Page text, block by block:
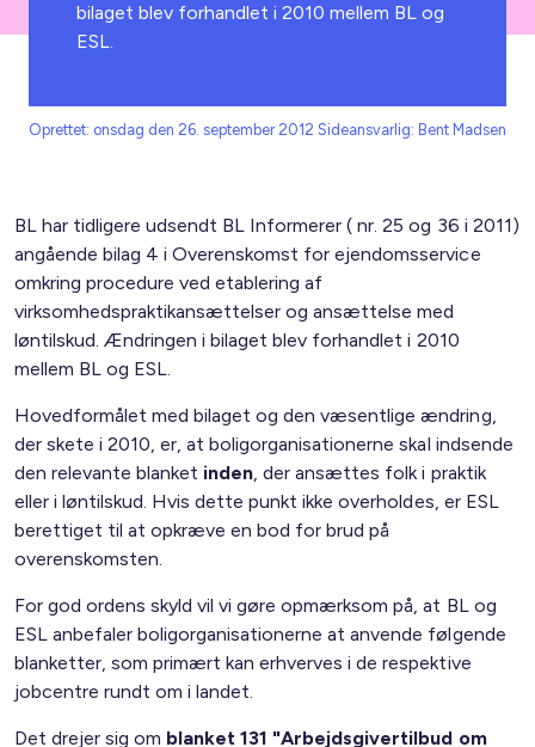
bilaget blev forhandlet i 2010 mellem BL og
ESL.
Oprettet: onsdag den 26. september 2012 Sideansvarlig: Bent Madsen
BL har tidligere udsendt BL Informerer ( nr. 25 og 36 i 2011)
angående bilag 4 i Overenskomst for ejendomsservice
omkring procedure ved etablering af
virksomhedspraktikansættelser og ansættelse med
løntilskud. Ændringen i bilaget blev forhandlet i 2010
mellem BL og ESL.
Hovedformålet med bilaget og den væsentlige ændring,
der skete i 2010, er, at boligorganisationerne skal indsende
den relevante blanket inden, der ansættes folk i praktik
eller i løntilskud. Hvis dette punkt ikke overholdes, er ESL
berettiget til at opkræve en bod for brud på
overenskomsten.
For god ordens skyld vil vi gøre opmærksom på, at BL og
ESL anbefaler boligorganisationerne at anvende følgende
blanketter, som primært kan erhverves i de respektive
jobcentre rundt om i landet.
Det drejer sig om blanket 131 "Arbejdsgivertilbud om